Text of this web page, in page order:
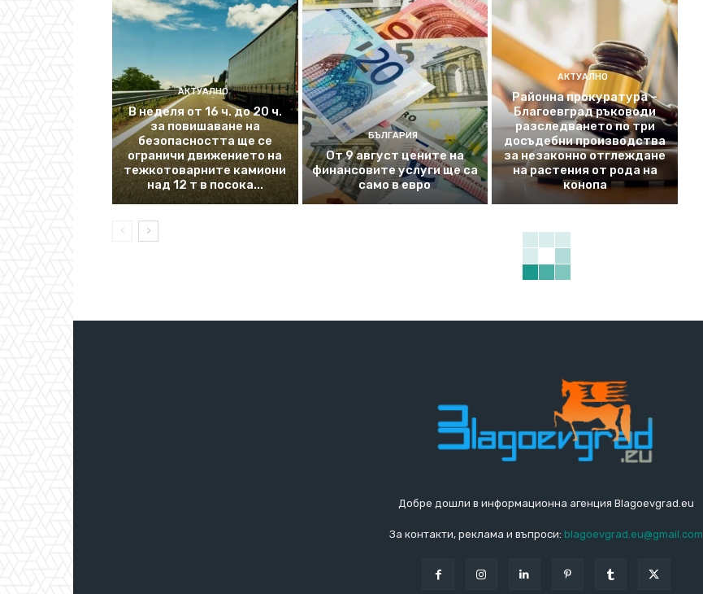
АКТУАЛНО
В неделя от 16 ч. до 20 ч.
за повишаване на
безопасността ще се
ограничи движението на
тежкотоварните камиони
над 12 т в посока...
БЪЛГАРИЯ
От 9 август цените на
финансовите услуги ще са
само в евро
АКТУАЛНО
Районна прокуратура –
Благоевград ръководи
разследването по три
досъдебни производства
за незаконно отглеждане
на растения от рода на
конопа
Добре дошли в информационна агенция Blagoevgrad.eu
За контакти, реклама и въпроси: blagoevgrad.eu@gmail.com